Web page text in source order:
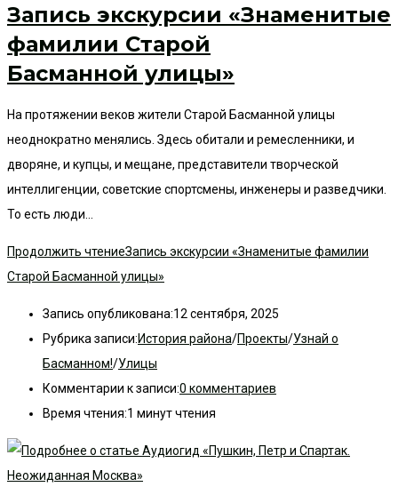
Запись экскурсии «Знаменитые
фамилии Старой
Басманной улицы»
На протяжении веков жители Старой Басманной улицы
неоднократно менялись. Здесь обитали и ремесленники, и
дворяне, и купцы, и мещане, представители творческой
интеллигенции, советские спортсмены, инженеры и разведчики.
То есть люди…
Продолжить чтениеЗапись экскурсии «Знаменитые фамилии
Старой Басманной улицы»
Запись опубликована:12 сентября, 2025
Рубрика записи:История района/Проекты/Узнай о
Басманном!/Улицы
Комментарии к записи:0 комментариев
Время чтения:1 минут чтения